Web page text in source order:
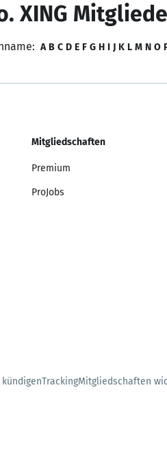
XING
A B C D E F G H I J K L M N O
Mitgliedschaften
Premium
ProJobs
TrackingMitgliedschaften